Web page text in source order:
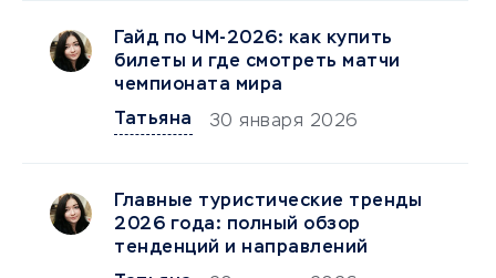
Гайд по ЧМ-2026: как купить
билеты и где смотреть матчи
чемпионата мира
Татьяна
30 января 2026
Главные туристические тренды
2026 года: полный обзор
тенденций и направлений